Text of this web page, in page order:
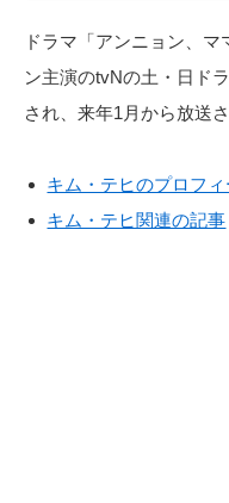
ドラマ「アンニョン、
ン主演のtvNの土・日ド
され、来年1月から放送
キム・テヒのプロフ
キム・テヒ関連の記事